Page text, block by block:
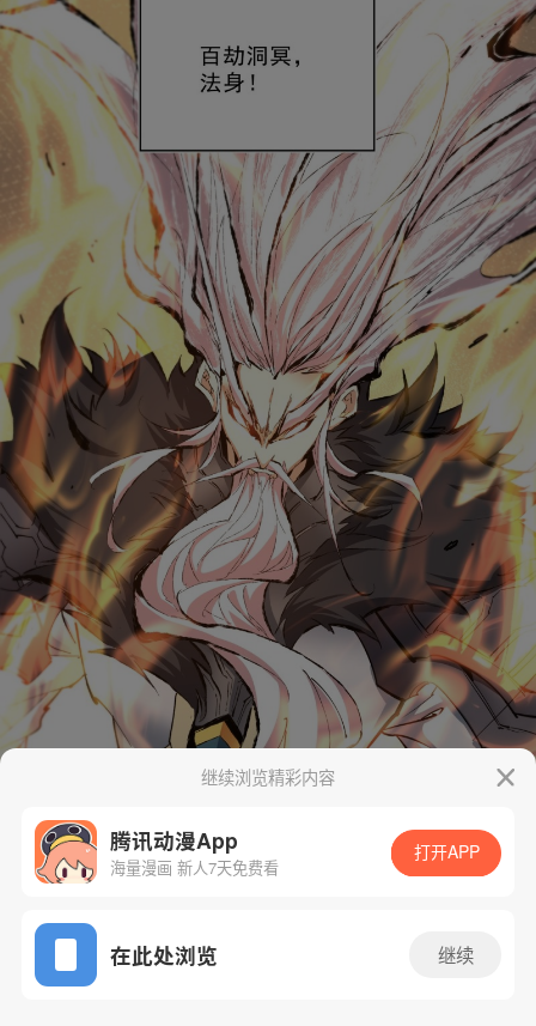
App免费看
继续浏览精彩内容
腾讯动漫App
海量漫画 新人7天免费看
打开APP
在此处浏览 继续